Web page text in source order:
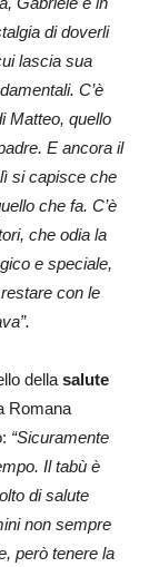
di doverli
lascia sua
C’è
Matteo, quello
E ancora il
si capisce che
che fa. C’è
che odia la
e speciale,
con le
della salute
Romana
“Sicuramente
Il tabù è
di salute
non sempre
però tenere la